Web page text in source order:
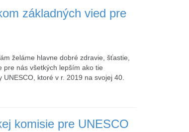
základných vied pre
želáme hlavne dobré zdravie, šťastie,
pre nás všetkých lepším ako tie
ktoré v r. 2019 na svojej 40.
komisie pre UNESCO